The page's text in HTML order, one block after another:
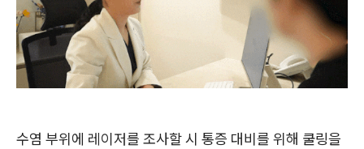
수염 부위에 레이저를 조사할 시 통증 대비를 위해 쿨링을